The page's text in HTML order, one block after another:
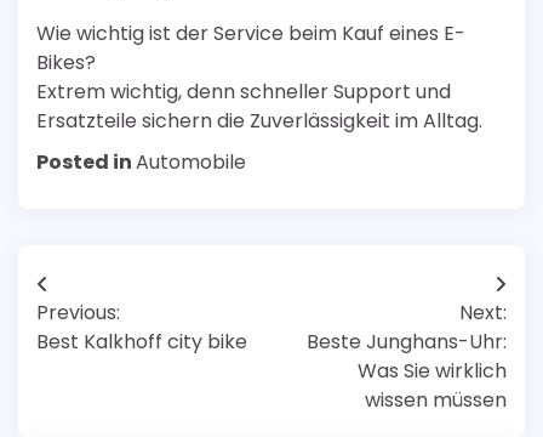
Wie wichtig ist der Service beim Kauf eines E-
Bikes?
Extrem wichtig, denn schneller Support und
Ersatzteile sichern die Zuverlässigkeit im Alltag.
Posted inAutomobile
Post
navigation
Previous:
Best Kalkhoff city bike
Next:
Beste Junghans-Uhr:
Was Sie wirklich
wissen müssen